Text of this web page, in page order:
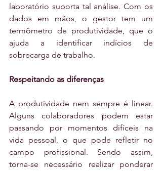
laboratório suporta tal análise. Com os
dados em mãos, o gestor tem um
termômetro de produtividade, que o
ajuda a identificar indícios de
sobrecarga de trabalho.
Respeitando as diferenças
A produtividade nem sempre é linear.
Alguns colaboradores podem estar
passando por momentos difíceis na
vida pessoal, o que pode refletir no
campo profissional. Sendo assim,
torna-se necessário realizar ponderar